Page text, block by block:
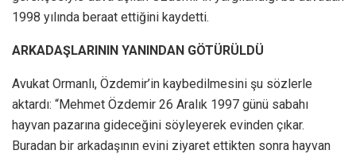
1998 yılında beraat ettiğini kaydetti.
ARKADAŞLARININ YANINDAN GÖTÜRÜLDÜ
Avukat Ormanlı, Özdemir’in kaybedilmesini şu sözlerle
aktardı: “Mehmet Özdemir 26 Aralık 1997 günü sabahı
hayvan pazarına gideceğini söyleyerek evinden çıkar.
Buradan bir arkadaşının evini ziyaret ettikten sonra hayvan